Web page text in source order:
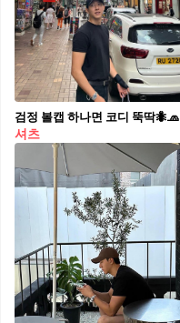
검정 볼캡 하나면 코디 뚝딱🐜🧢⁠
셔츠